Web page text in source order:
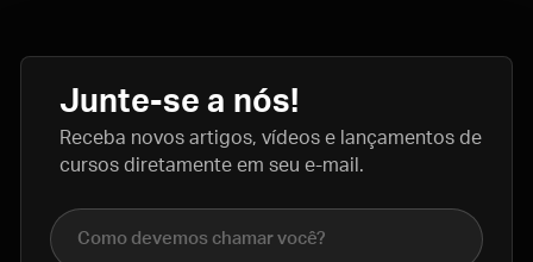
Junte-se a nós!
Receba novos artigos, vídeos e lançamentos de
cursos diretamente em seu e-mail.
Nome completo